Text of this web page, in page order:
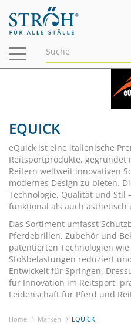
Navigation
ein-/ausblenden
EQUICK
eQuick ist eine italienische
Reitsportprodukte, gegründet
Reitern weltweit innovativen
modernes Design zu bieten.
Technologie, Qualität und Stil
funktional als auch ästhetisch
Das Sortiment umfasst
Pferdebrillen, Zubehör und
patentierten Technologien
Stoßbelastungen reduziert
Entwickelt für Springen,
für Innovation im Reitsport,
Leidenschaft für Pferd und
Home Marken EQUICK